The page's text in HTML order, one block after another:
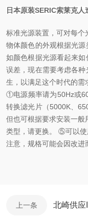
日本原装SERIC索莱克
标准光源装置，可对每个
物体颜色的外观根据光
如颜色根据光源看起来
误差，现在需要考虑各
生，以满足这个时代的需
①电源频率请为50Hz或
转换滤光片（5000K、
但也可根据要求安装一
类型，请更换。 ⑤可以
注意，规格可能会因改进
上一条